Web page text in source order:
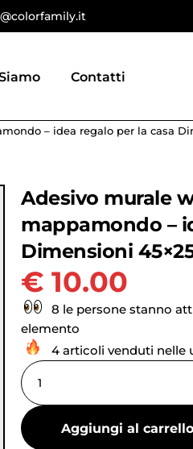
Contatti
– idea regalo per la casa
Adesivo murale
mappamondo –
Dimensioni
€ 10.00
8 le persone stanno
elemento
4 articoli venduti nelle
Aggiungi al carrello